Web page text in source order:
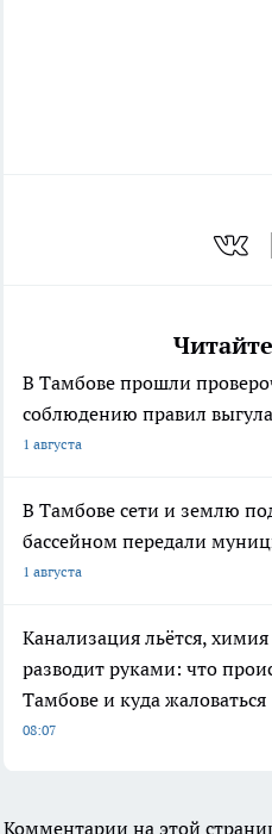
В Тамбове прошли
соблюдению правил
1 августа
В Тамбове сети и землю
бассейном передали
1 августа
Канализация льётся,
разводит руками: что
Тамбове и куда жаловаться
08:07
Комментарии на этой